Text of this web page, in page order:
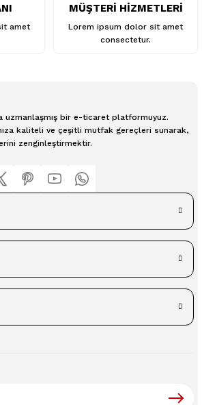
amet
MÜŞTERİ HİZMETLERİ
Lorem ipsum dolor sit amet
consectetur.
uzmanlaşmış bir e-ticaret platformuyuz.
kaliteli ve çeşitli mutfak gereçleri sunarak,
zenginleştirmektir.